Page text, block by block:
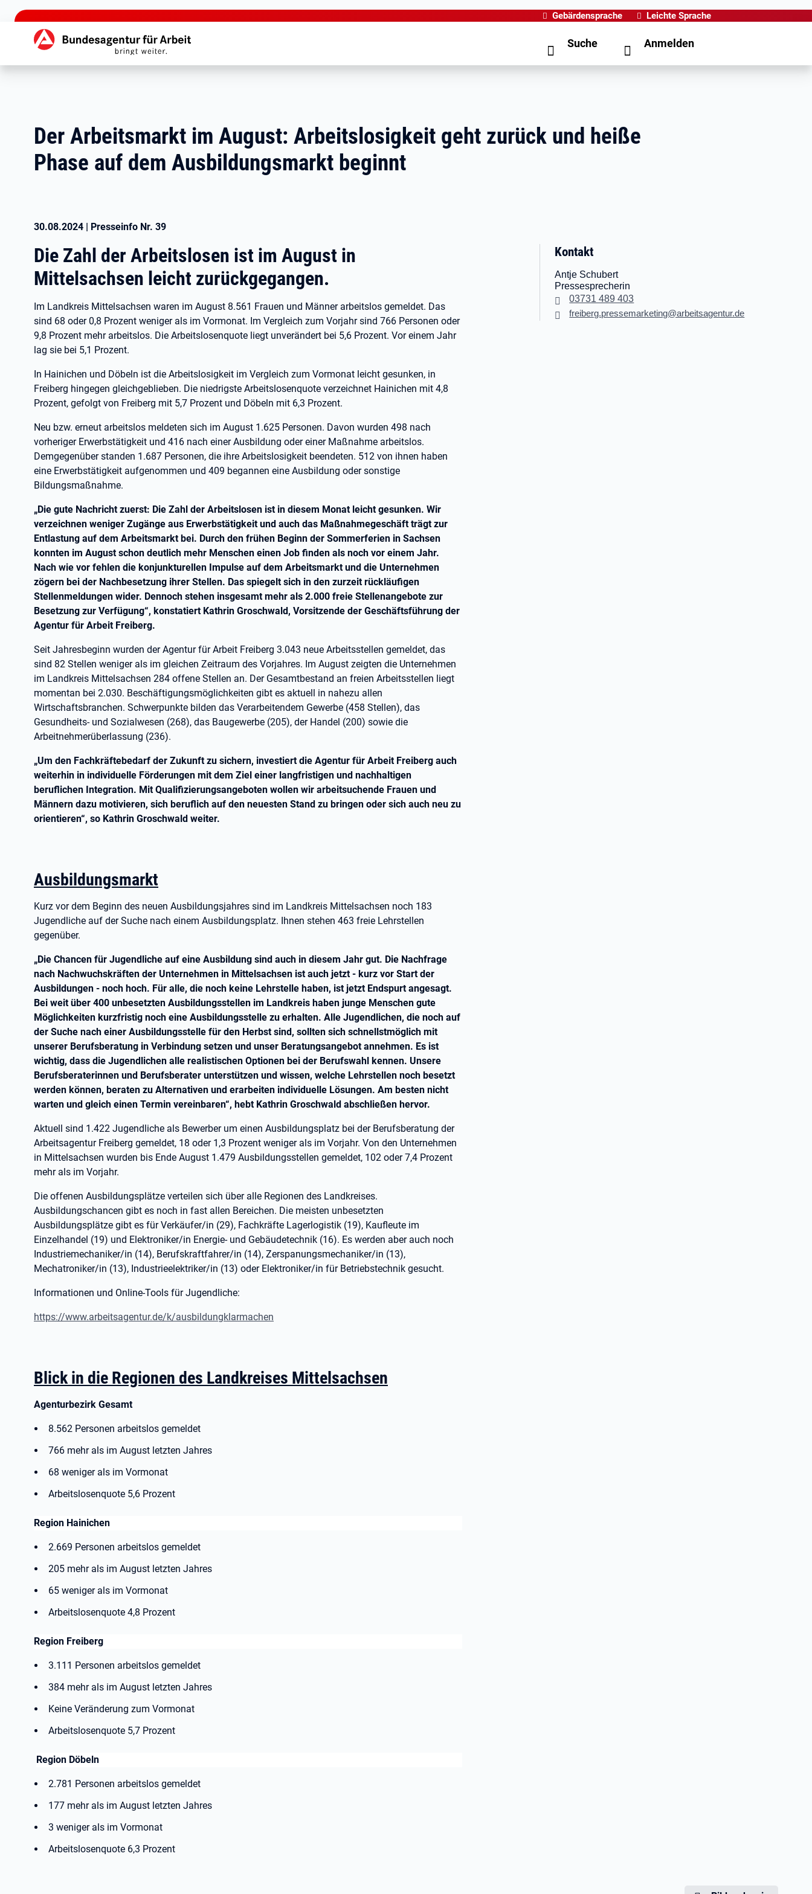
zu den Hauptinhalten springen
Gebärdensprache Leichte Sprache
Hauptnavigation Suche Anmelden
Der Arbeitsmarkt im August: Arbeitslosigkeit geht zurück und heiße
Phase auf dem Ausbildungsmarkt beginnt
30.08.2024 | Presseinfo Nr. 39
Die Zahl der Arbeitslosen ist im August in
Mittelsachsen leicht zurückgegangen.
Im Landkreis Mittelsachsen waren im August 8.561 Frauen und Männer arbeitslos gemeldet. Das
sind 68 oder 0,8 Prozent weniger als im Vormonat. Im Vergleich zum Vorjahr sind 766 Personen oder
9,8 Prozent mehr arbeitslos. Die Arbeitslosenquote liegt unverändert bei 5,6 Prozent. Vor einem Jahr
lag sie bei 5,1 Prozent.
In Hainichen und Döbeln ist die Arbeitslosigkeit im Vergleich zum Vormonat leicht gesunken, in
Freiberg hingegen gleichgeblieben. Die niedrigste Arbeitslosenquote verzeichnet Hainichen mit 4,8
Prozent, gefolgt von Freiberg mit 5,7 Prozent und Döbeln mit 6,3 Prozent.
Neu bzw. erneut arbeitslos meldeten sich im August 1.625 Personen. Davon wurden 498 nach
vorheriger Erwerbstätigkeit und 416 nach einer Ausbildung oder einer Maßnahme arbeitslos.
Demgegenüber standen 1.687 Personen, die ihre Arbeitslosigkeit beendeten. 512 von ihnen haben
eine Erwerbstätigkeit aufgenommen und 409 begannen eine Ausbildung oder sonstige
Bildungsmaßnahme.
„Die gute Nachricht zuerst: Die Zahl der Arbeitslosen ist in diesem Monat leicht gesunken. Wir
verzeichnen weniger Zugänge aus Erwerbstätigkeit und auch das Maßnahmegeschäft trägt zur
Entlastung auf dem Arbeitsmarkt bei. Durch den frühen Beginn der Sommerferien in Sachsen
konnten im August schon deutlich mehr Menschen einen Job finden als noch vor einem Jahr.
Nach wie vor fehlen die konjunkturellen Impulse auf dem Arbeitsmarkt und die Unternehmen
zögern bei der Nachbesetzung ihrer Stellen. Das spiegelt sich in den zurzeit rückläufigen
Stellenmeldungen wider. Dennoch stehen insgesamt mehr als 2.000 freie Stellenangebote zur
Besetzung zur Verfügung“, konstatiert Kathrin Groschwald, Vorsitzende der Geschäftsführung der
Agentur für Arbeit Freiberg.
Seit Jahresbeginn wurden der Agentur für Arbeit Freiberg 3.043 neue Arbeitsstellen gemeldet, das
sind 82 Stellen weniger als im gleichen Zeitraum des Vorjahres. Im August zeigten die Unternehmen
im Landkreis Mittelsachsen 284 offene Stellen an. Der Gesamtbestand an freien Arbeitsstellen liegt
momentan bei 2.030. Beschäftigungsmöglichkeiten gibt es aktuell in nahezu allen
Wirtschaftsbranchen. Schwerpunkte bilden das Verarbeitendem Gewerbe (458 Stellen), das
Gesundheits- und Sozialwesen (268), das Baugewerbe (205), der Handel (200) sowie die
Arbeitnehmerüberlassung (236).
„Um den Fachkräftebedarf der Zukunft zu sichern, investiert die Agentur für Arbeit Freiberg auch
weiterhin in individuelle Förderungen mit dem Ziel einer langfristigen und nachhaltigen
beruflichen Integration. Mit Qualifizierungsangeboten wollen wir arbeitsuchende Frauen und
Männern dazu motivieren, sich beruflich auf den neuesten Stand zu bringen oder sich auch neu zu
orientieren“, so Kathrin Groschwald weiter.
Ausbildungsmarkt
Kurz vor dem Beginn des neuen Ausbildungsjahres sind im Landkreis Mittelsachsen noch 183
Jugendliche auf der Suche nach einem Ausbildungsplatz. Ihnen stehen 463 freie Lehrstellen
gegenüber.
„Die Chancen für Jugendliche auf eine Ausbildung sind auch in diesem Jahr gut. Die Nachfrage
nach Nachwuchskräften der Unternehmen in Mittelsachsen ist auch jetzt - kurz vor Start der
Ausbildungen - noch hoch. Für alle, die noch keine Lehrstelle haben, ist jetzt Endspurt angesagt.
Bei weit über 400 unbesetzten Ausbildungsstellen im Landkreis haben junge Menschen gute
Möglichkeiten kurzfristig noch eine Ausbildungsstelle zu erhalten. Alle Jugendlichen, die noch auf
der Suche nach einer Ausbildungsstelle für den Herbst sind, sollten sich schnellstmöglich mit
unserer Berufsberatung in Verbindung setzen und unser Beratungsangebot annehmen. Es ist
wichtig, dass die Jugendlichen alle realistischen Optionen bei der Berufswahl kennen. Unsere
Berufsberaterinnen und Berufsberater unterstützen und wissen, welche Lehrstellen noch besetzt
werden können, beraten zu Alternativen und erarbeiten individuelle Lösungen. Am besten nicht
warten und gleich einen Termin vereinbaren“, hebt Kathrin Groschwald abschließen hervor.
Aktuell sind 1.422 Jugendliche als Bewerber um einen Ausbildungsplatz bei der Berufsberatung der
Arbeitsagentur Freiberg gemeldet, 18 oder 1,3 Prozent weniger als im Vorjahr. Von den Unternehmen
in Mittelsachsen wurden bis Ende August 1.479 Ausbildungsstellen gemeldet, 102 oder 7,4 Prozent
mehr als im Vorjahr.
Die offenen Ausbildungsplätze verteilen sich über alle Regionen des Landkreises.
Ausbildungschancen gibt es noch in fast allen Bereichen. Die meisten unbesetzten
Ausbildungsplätze gibt es für Verkäufer/in (29), Fachkräfte Lagerlogistik (19), Kaufleute im
Einzelhandel (19) und Elektroniker/in Energie- und Gebäudetechnik (16). Es werden aber auch noch
Industriemechaniker/in (14), Berufskraftfahrer/in (14), Zerspanungsmechaniker/in (13),
Mechatroniker/in (13), Industrieelektriker/in (13) oder Elektroniker/in für Betriebstechnik gesucht.
Informationen und Online-Tools für Jugendliche:
https://www.arbeitsagentur.de/k/ausbildungklarmachen
Blick in die Regionen des Landkreises Mittelsachsen
Agenturbezirk Gesamt
8.562 Personen arbeitslos gemeldet
766 mehr als im August letzten Jahres
68 weniger als im Vormonat
Arbeitslosenquote 5,6 Prozent
Region Hainichen
2.669 Personen arbeitslos gemeldet
205 mehr als im August letzten Jahres
65 weniger als im Vormonat
Arbeitslosenquote 4,8 Prozent
Region Freiberg
3.111 Personen arbeitslos gemeldet
384 mehr als im August letzten Jahres
Keine Veränderung zum Vormonat
Arbeitslosenquote 5,7 Prozent
Region Döbeln
2.781 Personen arbeitslos gemeldet
177 mehr als im August letzten Jahres
3 weniger als im Vormonat
Arbeitslosenquote 6,3 Prozent
Kontakt
Antje Schubert
Pressesprecherin
03731 489 403
freiberg.pressemarketing@arbeitsagentur.de